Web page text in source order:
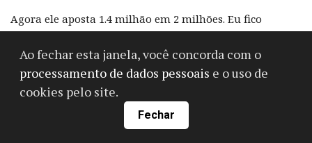
Agora ele aposta 1.4 milhão em 2 milhões. Eu fico
Não acho que ele tenha muitos blefes aqui — mas pode
ter alguns. Ele já mostrou a tendência de blefar desse
jeito antes. Eu penso bastante, e percebo... ele pode, de
fato, ter mãos piores. Jogando contra ele, sei que às vezes
algumas mãos. Aposta bem thin.
Ao fechar esta janela, você concorda com o
processamento de dados pessoais e o uso de
cookies pelo site.
Fechar